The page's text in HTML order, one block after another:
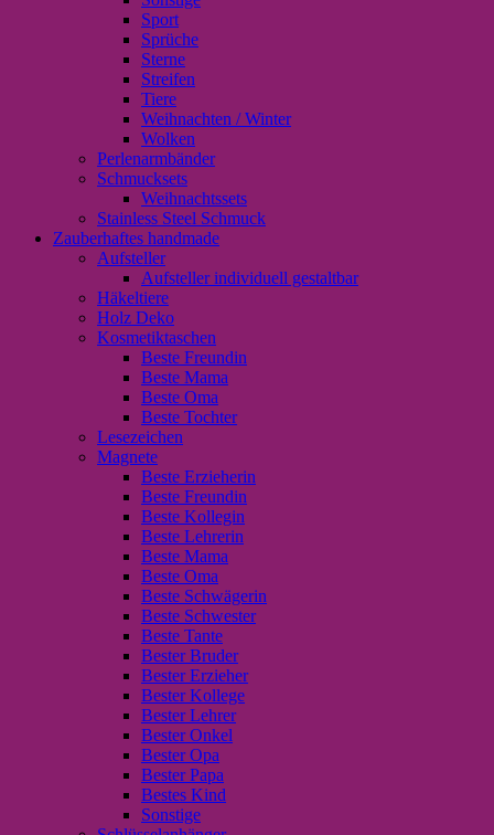
Sport
Sprüche
Sterne
Streifen
Tiere
Weihnachten / Winter
Wolken
Perlenarmbänder
Schmucksets
Weihnachtssets
Stainless Steel Schmuck
Zauberhaftes handmade
Aufsteller
Aufsteller individuell gestaltbar
Häkeltiere
Holz Deko
Kosmetiktaschen
Beste Freundin
Beste Mama
Beste Oma
Beste Tochter
Lesezeichen
Magnete
Beste Erzieherin
Beste Freundin
Beste Kollegin
Beste Lehrerin
Beste Mama
Beste Oma
Beste Schwägerin
Beste Schwester
Beste Tante
Bester Bruder
Bester Erzieher
Bester Kollege
Bester Lehrer
Bester Onkel
Bester Opa
Bester Papa
Bestes Kind
Sonstige